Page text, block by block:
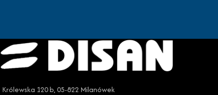
Królewska 120 b, 05-822 Milanówek